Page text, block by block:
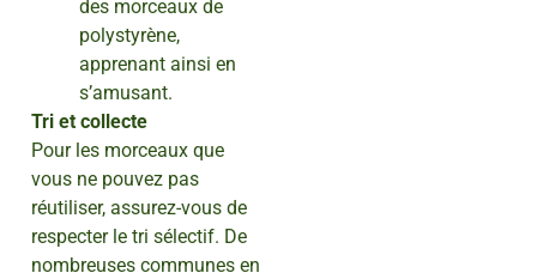
des morceaux de
polystyrène,
apprenant ainsi en
s’amusant.
Tri et collecte
Pour les morceaux que
vous ne pouvez pas
réutiliser, assurez-vous de
respecter le tri sélectif. De
nombreuses communes en